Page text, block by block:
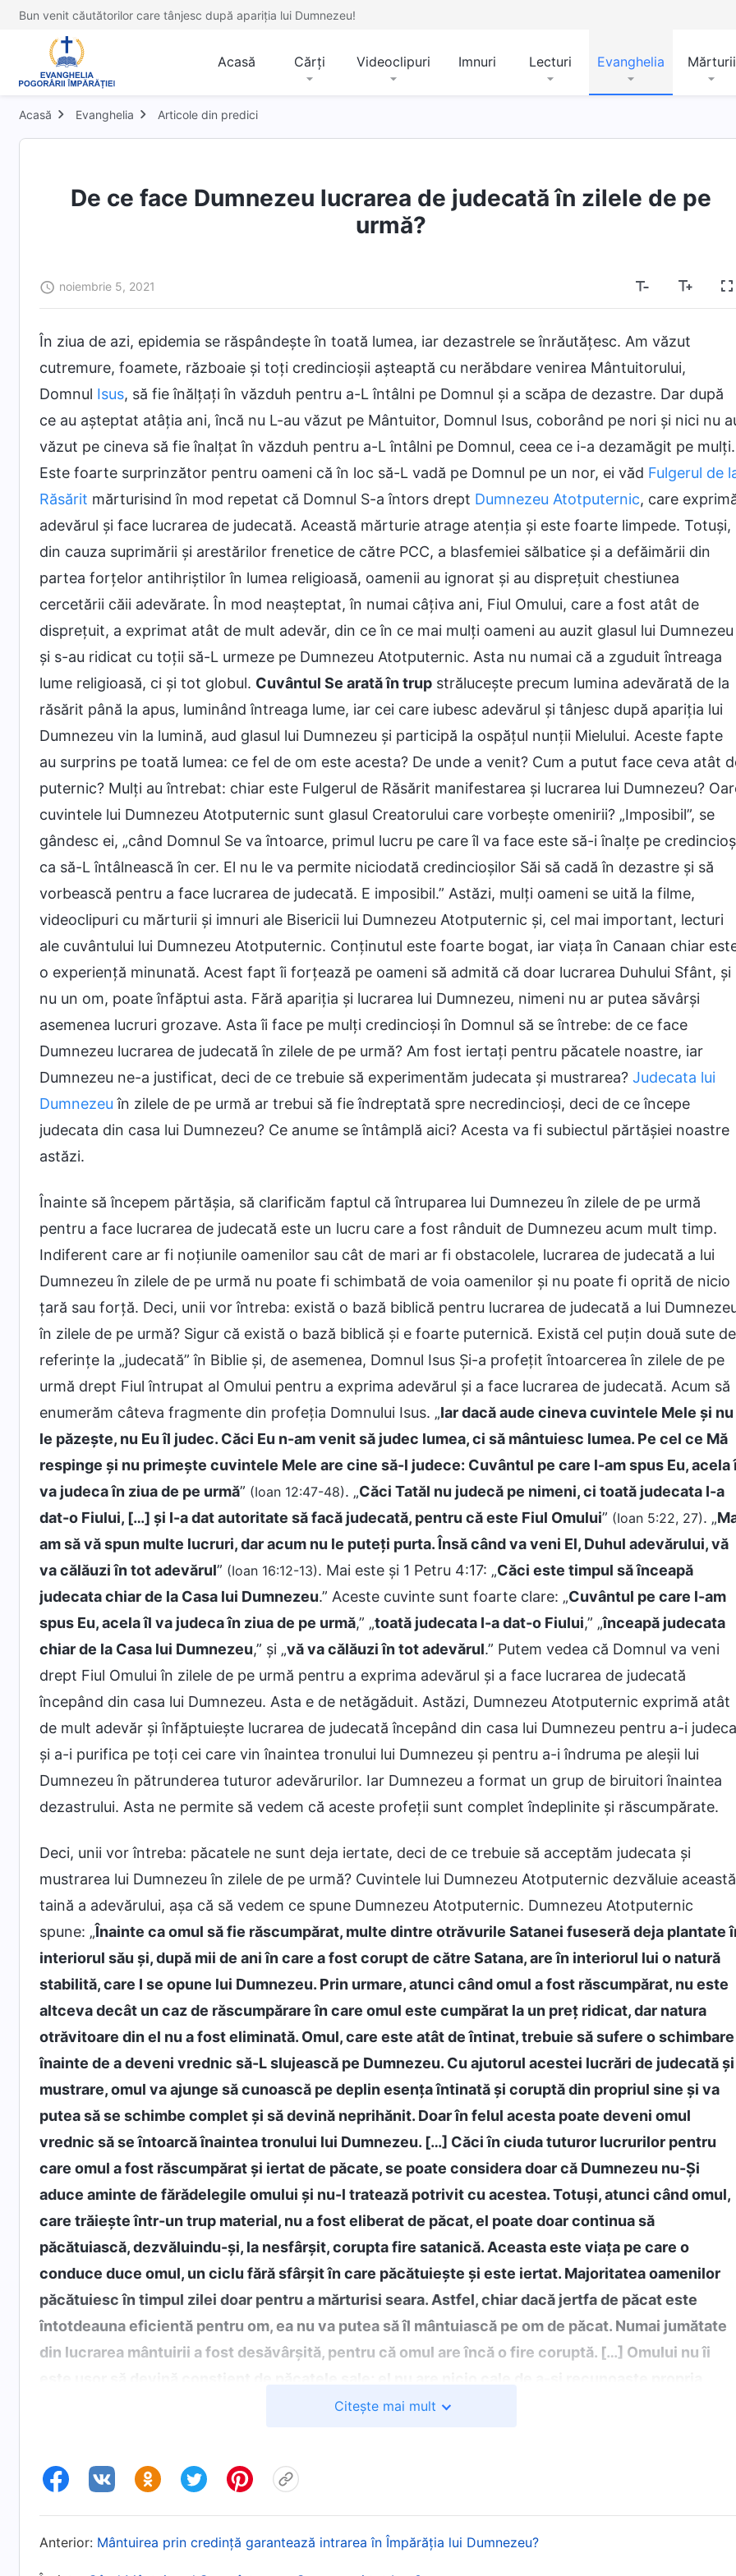
Bun venit căutătorilor care tânjesc după apariția lui Dumnezeu!
Acasă Cărți Videoclipuri Imnuri Lecturi Evanghelia Mărturii
Acasă Evanghelia Articole din predici
De ce face Dumnezeu lucrarea de judecată în zilele de pe
urmă?
noiembrie 5, 2021
În ziua de azi, epidemia se răspândește în toată lumea, iar dezastrele se înrăutățesc. Am văzut
cutremure, foamete, războaie și toți credincioșii așteaptă cu nerăbdare venirea Mântuitorului,
Domnul Isus, să fie înălțați în văzduh pentru a-L întâlni pe Domnul și a scăpa de dezastre. Dar după
ce au așteptat atâția ani, încă nu L-au văzut pe Mântuitor, Domnul Isus, coborând pe nori și nici nu
văzut pe cineva să fie înalțat în văzduh pentru a-L întâlni pe Domnul, ceea ce i-a dezamăgit pe mulți.
Este foarte surprinzător pentru oameni că în loc să-L vadă pe Domnul pe un nor, ei văd Fulgerul de
Răsărit mărturisind în mod repetat că Domnul S-a întors drept Dumnezeu Atotputernic, care
adevărul și face lucrarea de judecată. Această mărturie atrage atenția și este foarte limpede. Totuși,
din cauza suprimării și arestărilor frenetice de către PCC, a blasfemiei sălbatice și a defăimării din
partea forțelor antihriștilor în lumea religioasă, oamenii au ignorat și au disprețuit chestiunea
cercetării căii adevărate. În mod neașteptat, în numai câțiva ani, Fiul Omului, care a fost atât de
disprețuit, a exprimat atât de mult adevăr, din ce în ce mai mulți oameni au auzit glasul lui Dumnezeu
și s-au ridicat cu toții să-L urmeze pe Dumnezeu Atotputernic. Asta nu numai că a zguduit întreaga
lume religioasă, ci și tot globul. Cuvântul Se arată în trup strălucește precum lumina adevărată de la
răsărit până la apus, luminând întreaga lume, iar cei care iubesc adevărul și tânjesc după apariția lui
Dumnezeu vin la lumină, aud glasul lui Dumnezeu și participă la ospățul nunții Mielului. Aceste fapte
au surprins pe toată lumea: ce fel de om este acesta? De unde a venit? Cum a putut face ceva atât
puternic? Mulți au întrebat: chiar este Fulgerul de Răsărit manifestarea și lucrarea lui Dumnezeu?
cuvintele lui Dumnezeu Atotputernic sunt glasul Creatorului care vorbește omenirii? „Imposibil”, se
gândesc ei, „când Domnul Se va întoarce, primul lucru pe care îl va face este să-i înalțe pe
ca să-L întâlnească în cer. El nu le va permite niciodată credincioșilor Săi să cadă în dezastre și să
vorbească pentru a face lucrarea de judecată. E imposibil.” Astăzi, mulți oameni se uită la filme,
videoclipuri cu mărturii și imnuri ale Bisericii lui Dumnezeu Atotputernic și, cel mai important, lecturi
ale cuvântului lui Dumnezeu Atotputernic. Conținutul este foarte bogat, iar viața în Canaan chiar
o experiență minunată. Acest fapt îi forțează pe oameni să admită că doar lucrarea Duhului Sfânt, și
nu un om, poate înfăptui asta. Fără apariția și lucrarea lui Dumnezeu, nimeni nu ar putea săvârși
asemenea lucruri grozave. Asta îi face pe mulți credincioși în Domnul să se întrebe: de ce face
Dumnezeu lucrarea de judecată în zilele de pe urmă? Am fost iertați pentru păcatele noastre, iar
Dumnezeu ne-a justificat, deci de ce trebuie să experimentăm judecata și mustrarea? Judecata lui
Dumnezeu în zilele de pe urmă ar trebui să fie îndreptată spre necredincioși, deci de ce începe
judecata din casa lui Dumnezeu? Ce anume se întâmplă aici? Acesta va fi subiectul părtășiei noastre
astăzi.
Înainte să începem părtășia, să clarificăm faptul că întruparea lui Dumnezeu în zilele de pe urmă
pentru a face lucrarea de judecată este un lucru care a fost rânduit de Dumnezeu acum mult timp.
Indiferent care ar fi noțiunile oamenilor sau cât de mari ar fi obstacolele, lucrarea de judecată a lui
Dumnezeu în zilele de pe urmă nu poate fi schimbată de voia oamenilor și nu poate fi oprită de nicio
țară sau forță. Deci, unii vor întreba: există o bază biblică pentru lucrarea de judecată a lui
în zilele de pe urmă? Sigur că există o bază biblică și e foarte puternică. Există cel puțin două sute de
referințe la „judecată” în Biblie și, de asemenea, Domnul Isus Și-a profețit întoarcerea în zilele de pe
urmă drept Fiul întrupat al Omului pentru a exprima adevărul și a face lucrarea de judecată. Acum să
enumerăm câteva fragmente din profeția Domnului Isus. „Iar dacă aude cineva cuvintele Mele și nu
le păzește, nu Eu îl judec. Căci Eu n-am venit să judec lumea, ci să mântuiesc lumea. Pe cel ce Mă
respinge și nu primește cuvintele Mele are cine să-l judece: Cuvântul pe care l-am spus Eu, acela
va judeca în ziua de pe urmă” (Ioan 12:47-48). „Căci Tatăl nu judecă pe nimeni, ci toată judecata I-a
dat-o Fiului, […] și I-a dat autoritate să facă judecată, pentru că este Fiul Omului” (Ioan 5:22, 27). „
am să vă spun multe lucruri, dar acum nu le puteți purta. Însă când va veni El, Duhul adevărului, vă
va călăuzi în tot adevărul” (Ioan 16:12-13). Mai este și 1 Petru 4:17: „Căci este timpul să înceapă
judecata chiar de la Casa lui Dumnezeu.” Aceste cuvinte sunt foarte clare: „Cuvântul pe care l-am
spus Eu, acela îl va judeca în ziua de pe urmă,” „toată judecata I-a dat-o Fiului,” „înceapă judecata
chiar de la Casa lui Dumnezeu,” și „vă va călăuzi în tot adevărul.” Putem vedea că Domnul va veni
drept Fiul Omului în zilele de pe urmă pentru a exprima adevărul și a face lucrarea de judecată
începând din casa lui Dumnezeu. Asta e de netăgăduit. Astăzi, Dumnezeu Atotputernic exprimă atât
de mult adevăr și înfăptuiește lucrarea de judecată începând din casa lui Dumnezeu pentru a-i judeca
și a-i purifica pe toți cei care vin înaintea tronului lui Dumnezeu și pentru a-i îndruma pe aleșii lui
Dumnezeu în pătrunderea tuturor adevărurilor. Iar Dumnezeu a format un grup de biruitori înaintea
dezastrului. Asta ne permite să vedem că aceste profeții sunt complet îndeplinite și răscumpărate.
Deci, unii vor întreba: păcatele ne sunt deja iertate, deci de ce trebuie să acceptăm judecata și
mustrarea lui Dumnezeu în zilele de pe urmă? Cuvintele lui Dumnezeu Atotputernic dezvăluie această
taină a adevărului, așa că să vedem ce spune Dumnezeu Atotputernic. Dumnezeu Atotputernic
spune: „Înainte ca omul să fie răscumpărat, multe dintre otrăvurile Satanei fuseseră deja plantate
interiorul său și, după mii de ani în care a fost corupt de către Satana, are în interiorul lui o natură
stabilită, care I se opune lui Dumnezeu. Prin urmare, atunci când omul a fost răscumpărat, nu este
altceva decât un caz de răscumpărare în care omul este cumpărat la un preț ridicat, dar natura
otrăvitoare din el nu a fost eliminată. Omul, care este atât de întinat, trebuie să sufere o schimbare
înainte de a deveni vrednic să-L slujească pe Dumnezeu. Cu ajutorul acestei lucrări de judecată și
mustrare, omul va ajunge să cunoască pe deplin esența întinată și coruptă din propriul sine și va
putea să se schimbe complet și să devină neprihănit. Doar în felul acesta poate deveni omul
vrednic să se întoarcă înaintea tronului lui Dumnezeu. […] Căci în ciuda tuturor lucrurilor pentru
care omul a fost răscumpărat și iertat de păcate, se poate considera doar că Dumnezeu nu-Și
aduce aminte de fărădelegile omului și nu-l tratează potrivit cu acestea. Totuși, atunci când omul,
care trăiește într-un trup material, nu a fost eliberat de păcat, el poate doar continua să
păcătuiască, dezvăluindu-și, la nesfârșit, corupta fire satanică. Aceasta este viața pe care o
conduce duce omul, un ciclu fără sfârșit în care păcătuiește și este iertat. Majoritatea oamenilor
păcătuiesc în timpul zilei doar pentru a mărturisi seara. Astfel, chiar dacă jertfa de păcat este
întotdeauna eficientă pentru om, ea nu va putea să îl mântuiască pe om de păcat. Numai jumătate
din lucrarea mântuirii a fost desăvârșită, pentru că omul are încă o fire coruptă. […] Omului nu îi
natură adânc înrădăcinată și trebuie să se bazeze pe judecata prin cuvânt pentru a obține acest
Epoca Harului, ceea ce a făcut Domnul Isus a fost lucrarea de răscumpărare. Dacă noi credem în
executați pentru încălcarea legii și ne putem bucura de harul abundent al Domnului. Dar oare
Citește mai mult
Anterior: Mântuirea prin credință garantează intrarea în Împărăția lui Dumnezeu?